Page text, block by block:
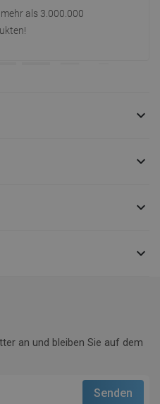
als 3.000.000




an und bleiben Sie auf dem